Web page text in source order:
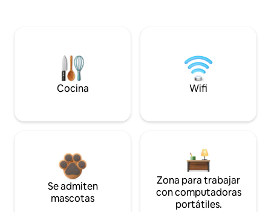
Cocina Wifi
Se admiten
mascotas
Zona para trabajar
con computadoras
portátiles.